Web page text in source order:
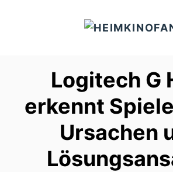
Logitech G
erkennt
Ursachen